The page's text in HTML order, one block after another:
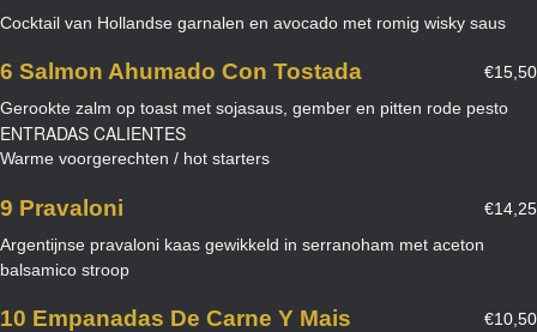
Cocktail van Hollandse garnalen en avocado met romig wisky saus
6 Salmon Ahumado Con Tostada
€15,50
Gerookte zalm op toast met sojasaus, gember en pitten rode pesto
ENTRADAS CALIENTES
Warme voorgerechten / hot starters
9 Pravaloni
€14,25
Argentijnse pravaloni kaas gewikkeld in serranoham met aceton
balsamico stroop
10 Empanadas De Carne Y Mais
€10,50